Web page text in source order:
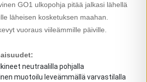
GO1 ulkopohja pitää jalkasi lähellä
läheisen kosketuksen maahan.
vuoraus viileämmille päiville.
neutraalilla pohjalla
muotoilu leveämmällä varvastilalla